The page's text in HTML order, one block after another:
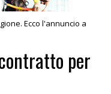
Ecco l'annuncio a
per